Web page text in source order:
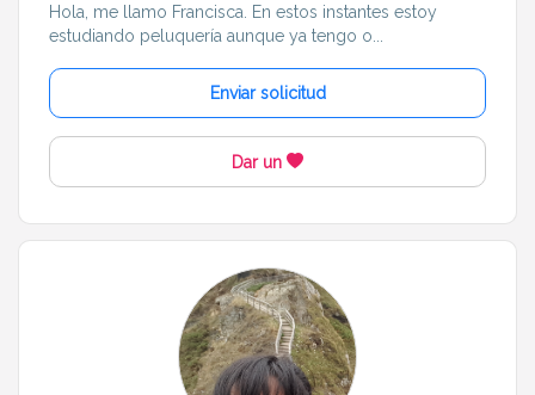
Hola, me llamo Francisca. En estos instantes estoy
estudiando peluquería aunque ya tengo o...
Enviar solicitud
Dar un